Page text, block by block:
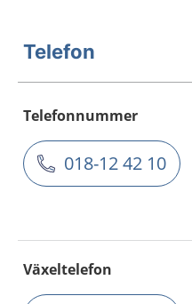
Telefon
Telefonnummer
018-12 42 10
Växeltelefon